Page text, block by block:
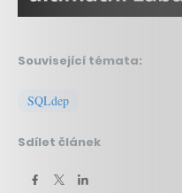
Související témata:
SQLdep
Sdílet článek